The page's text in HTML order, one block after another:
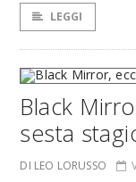
LEGGI
Black
sesta
DI LEO LORUSSO